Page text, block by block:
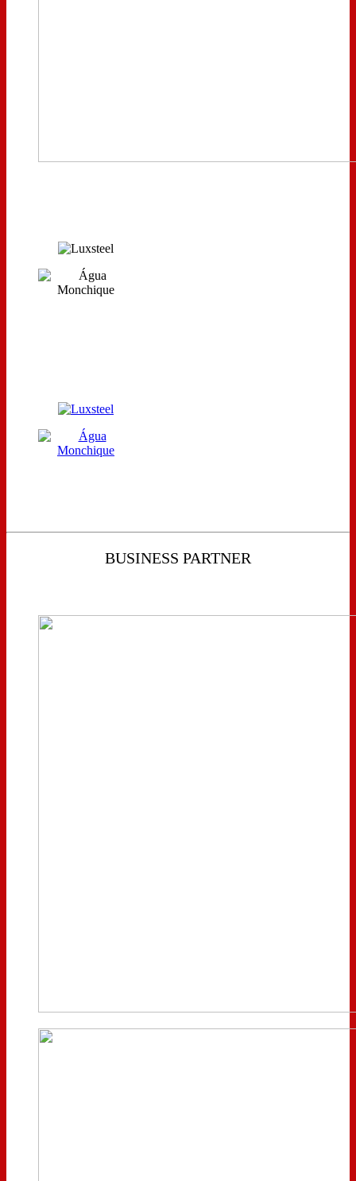
BUSINESS PARTNER